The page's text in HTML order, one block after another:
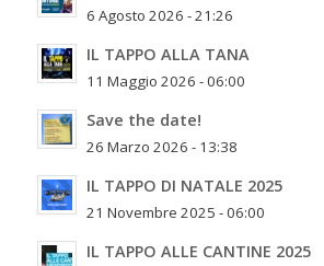
6 Agosto 2026 - 21:26
IL TAPPO ALLA TANA
11 Maggio 2026 - 06:00
Save the date!
26 Marzo 2026 - 13:38
IL TAPPO DI NATALE 2025
21 Novembre 2025 - 06:00
IL TAPPO ALLE CANTINE 2025